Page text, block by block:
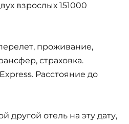
взрослых 151000
проживание,
страховка.
Расстояние до
другой отель на эту дату,